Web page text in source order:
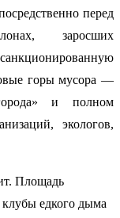
перед
заросших
горы мусора —
и полном
экологов,
Площадь
клубы едкого дыма